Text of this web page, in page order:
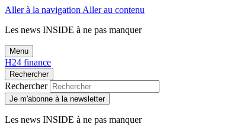
Aller à la navigation Aller au contenu
Les news INSIDE à ne pas manquer
Menu
H24 finance
Rechercher
Rechercher
Je m'abonne à la newsletter
Les news INSIDE à ne pas manquer